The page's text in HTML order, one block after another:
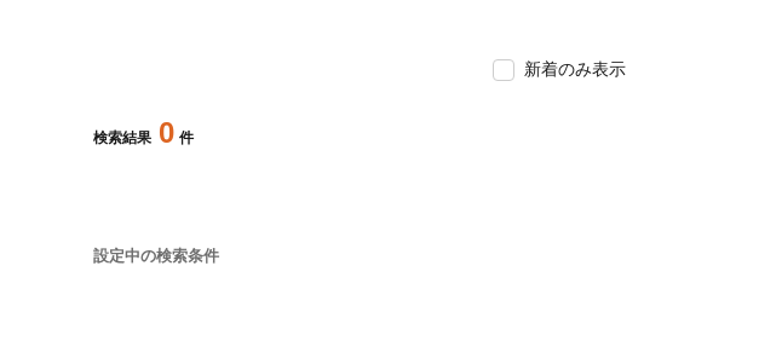
検索結果 0 件
設定中の検索条件
新着のみ表示